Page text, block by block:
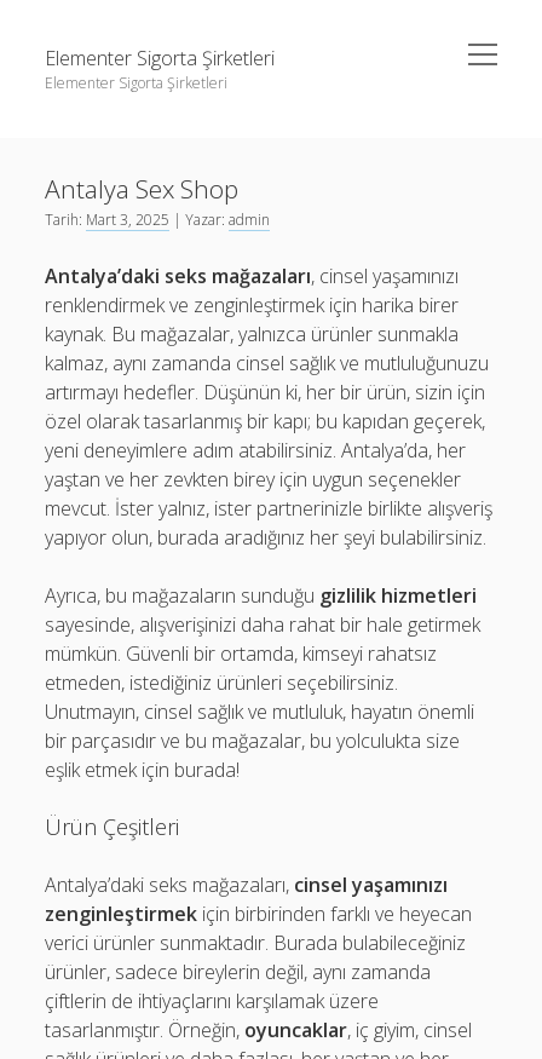
Elementer Sigorta Şirketleri
Elementer Sigorta Şirketleri
menüyü
aç
Instagram Beğeni Çoğaltma
Liste
Retweet Yükseltme Bedava
Sayfa Listesi
Instagram Beğeni Çoğaltma
Liste
Retweet Yükseltme Bedava
Sayfa Listesi
Antalya Sex Shop
Tarih: Mart 3, 2025 | Yazar:admin
Antalya’daki seks mağazaları, cinsel yaşamınızı
renklendirmek ve zenginleştirmek için harika birer
kaynak. Bu mağazalar, yalnızca ürünler sunmakla
kalmaz, aynı zamanda cinsel sağlık ve mutluluğunuzu
artırmayı hedefler. Düşünün ki, her bir ürün, sizin için
özel olarak tasarlanmış bir kapı; bu kapıdan geçerek,
yeni deneyimlere adım atabilirsiniz. Antalya’da, her
yaştan ve her zevkten birey için uygun seçenekler
mevcut. İster yalnız, ister partnerinizle birlikte alışveriş
yapıyor olun, burada aradığınız her şeyi bulabilirsiniz.
Ayrıca, bu mağazaların sunduğu gizlilik hizmetleri
sayesinde, alışverişinizi daha rahat bir hale getirmek
mümkün. Güvenli bir ortamda, kimseyi rahatsız
etmeden, istediğiniz ürünleri seçebilirsiniz.
Unutmayın, cinsel sağlık ve mutluluk, hayatın önemli
bir parçasıdır ve bu mağazalar, bu yolculukta size
eşlik etmek için burada!
Ürün Çeşitleri
Antalya’daki seks mağazaları, cinsel yaşamınızı
zenginleştirmek için birbirinden farklı ve heyecan
verici ürünler sunmaktadır. Burada bulabileceğiniz
ürünler, sadece bireylerin değil, aynı zamanda
çiftlerin de ihtiyaçlarını karşılamak üzere
tasarlanmıştır. Örneğin, oyuncaklar, iç giyim, cinsel